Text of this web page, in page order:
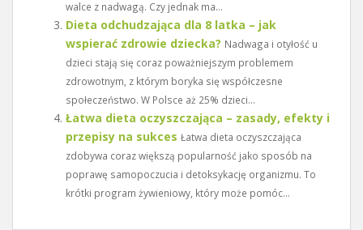
walce z nadwagą. Czy jednak ma...
Dieta odchudzająca dla 8 latka – jak
wspierać zdrowie dziecka? Nadwaga i otyłość u
dzieci stają się coraz poważniejszym problemem
zdrowotnym, z którym boryka się współczesne
społeczeństwo. W Polsce aż 25% dzieci...
Łatwa dieta oczyszczająca – zasady, efekty i
przepisy na sukces Łatwa dieta oczyszczająca
zdobywa coraz większą popularność jako sposób na
poprawę samopoczucia i detoksykację organizmu. To
krótki program żywieniowy, który może pomóc...